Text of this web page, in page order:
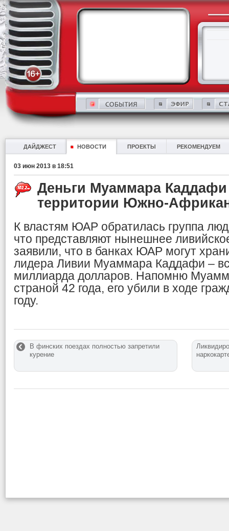
ДАЙДЖЕСТ НОВОСТИ ПРОЕКТЫ РЕКОМЕНДУЕМ
03 июн 2013 в 18:51
Деньги Муаммара
территории Южно-
К властям ЮАР обратилась группа
что представляют нынешнее
заявили, что в банках ЮАР могут
лидера Ливии Муаммара Каддафи –
миллиарда долларов. Напомню
страной 42 года, его убили в ходе
году.
В финских поездах полностью запретили
курение